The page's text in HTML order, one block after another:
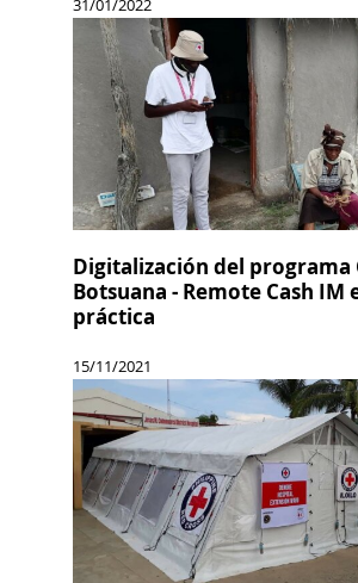
31/01/2022
Digitalización del programa
Botsuana - Remote Cash IM
práctica
15/11/2021